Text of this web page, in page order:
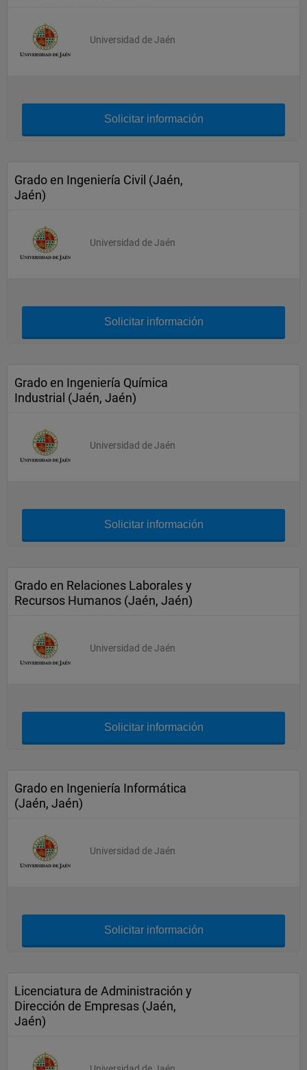
Universidad de Jaén
Solicitar información
Grado en Ingeniería Civil (Jaén,
Jaén)
Universidad de Jaén
Solicitar información
Grado en Ingeniería Química
Industrial (Jaén, Jaén)
Universidad de Jaén
Solicitar información
Grado en Relaciones Laborales y
Recursos Humanos (Jaén, Jaén)
Universidad de Jaén
Solicitar información
Grado en Ingeniería Informática
(Jaén, Jaén)
Universidad de Jaén
Solicitar información
Licenciatura de Administración y
Dirección de Empresas (Jaén,
Jaén)